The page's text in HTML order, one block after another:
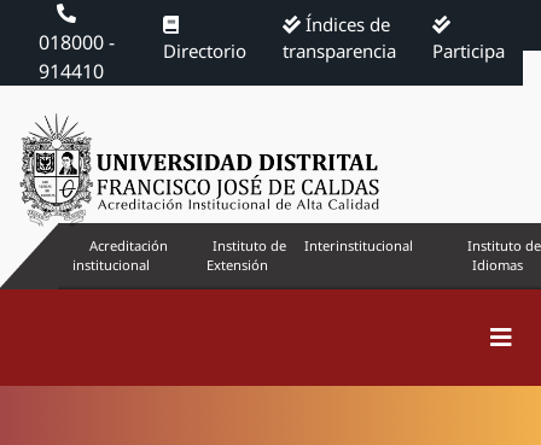
018000 -
914410
Directorio
Índices de
transparencia
Participa
Acreditación
institucional
Instituto de
Extensión
Interinstitucional
Instituto de
Idiomas